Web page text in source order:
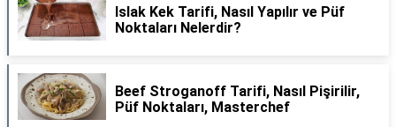
Islak Kek Tarifi, Nasıl Yapılır ve Püf
Noktaları Nelerdir?
Beef Stroganoff Tarifi, Nasıl Pişirilir,
Püf Noktaları, Masterchef